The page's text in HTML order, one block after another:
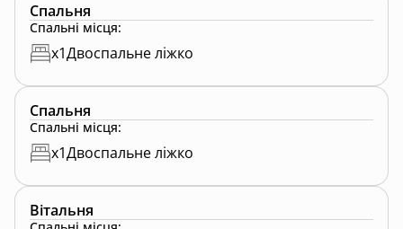
Спальня
Спальні місця:
x1Двоспальне ліжко
Спальня
Спальні місця:
x1Двоспальне ліжко
Вітальня